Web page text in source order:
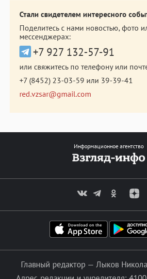
Стали свидетелем интересного
Поделитесь с нами новостью, фото
мессенджерах:
+7 927 132-57-91
или свяжитесь по телефону или
+7 (8452) 23-03-59 или 39-39-41
red.vzsar@gmail.com
Информационное агентство
Главный редактор — Лыков